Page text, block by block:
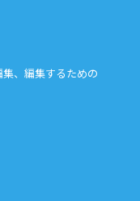
、編集するための